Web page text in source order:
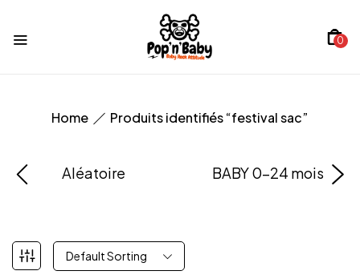
0
Home Produits identifiés “festival sac”
Aléatoire BABY 0-24 mois
Default Sorting